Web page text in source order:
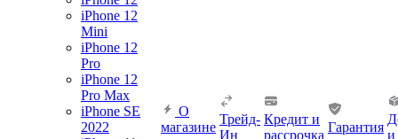
iPhone 12
Mini
iPhone 12
Pro
iPhone 12
Pro Max
iPhone SE
2022
О
магазине
Трейд-
Ин
Кредит и
рассрочка
Гарантия
и